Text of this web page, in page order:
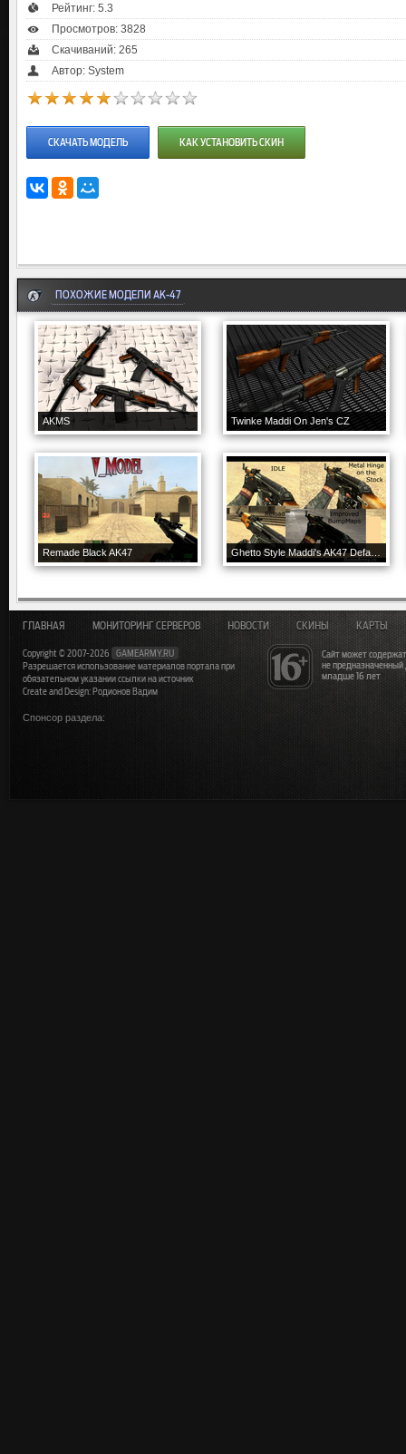
Рейтинг: 5.3
Просмотров: 3828
Скачиваний: 265
Автор: System
СКАЧАТЬ МОДЕЛЬ КАК УСТАНОВИТЬ СКИН
ПОХОЖИЕ МОДЕЛИ AK-47
AKMS Twinke Maddi On Jen's CZ
Remade Black AK47
Сайт может
не
младше 16 лет
ГЛАВНАЯ МОНИТОРИНГ СЕРВЕРОВ НОВОСТИ СКИНЫ КАРТЫ
Copyright © 2007-2026
GAMEARMY.RU
Разрешается использование материалов портала при
обязательном указании ссылки на источник
Create and Design: Родионов Вадим
Спонсор раздела: